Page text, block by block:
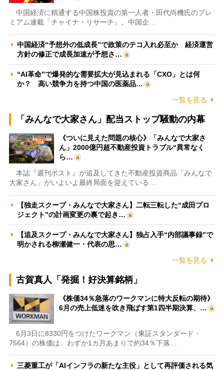
中国経済に精通する中国株投資の第一人者・田代尚機氏のプレ
ミアム連載「チャイナ・リサーチ」。中国企…
中国経済“予想外の低成長”で政策のテコ入れ必至か 経済運営
方針の修正で成長加速が予想さ…
“AI革命”で爆発的な需要拡大が見込まれる「CXO」とは何
か？ 高い競争力を持つ中国の医薬品…
一覧を見る
「みんなで大家さん」配当ストップ騒動の内幕
《ついに見えた問題の核心》「みんなで大家さ
ん」2000億円超不動産投資トラブル“異常なく
ら…
本誌『週刊ポスト』が追及してきた不動産投資商品「みんなで
大家さん」がいよいよ最終局面を迎えている…
【独走スクープ・みんなで大家さん】二転三転した“成田プロ
ジェクト”の計画変更の裏で起き…
【追及スクープ・みんなで大家さん】独占入手“内部議事録”で
明かされる柳瀬健一・代表の思…
一覧を見る
古賀真人「発掘！好決算銘柄」
《株価34％急落のワークマンに特大反転の期待》
6月の売上低迷を吹き飛ばす第1四半期決算、…
6月3日に8330円をつけたワークマン（東証スタンダード・
7564）の株価は、わずか1カ月あまりで約34％下落…
三菱重工が「AIインフラの新たな主役」として再評価される気